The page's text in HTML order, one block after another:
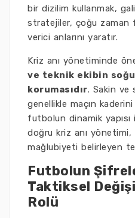
bir dizilim kullanmak,
stratejiler, çoğu zaman
verici anlarını yaratır.
Kriz anı yönetiminde
ve teknik ekibin
korumasıdır. Sakin ve
genellikle maçın
futbolun dinamik
doğru kriz anı
mağlubiyeti belirleyen
Futbolun
Taktiksel
Rolü